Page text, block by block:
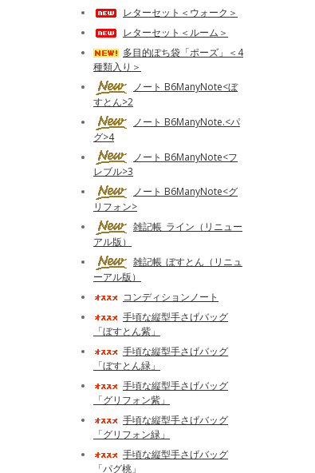
レターセット＜ウォーク＞
レターセット＜ルーム＞
多目的ぽち袋「ポーズ」＜4
種類入り＞
ノート B6ManyNote<ぼ
すとん>2
ノート B6ManyNote.<パ
グ>4
ノート B6ManyNote<フ
レブル>3
ノート B6ManyNote<グ
リフォン>
雑記帳_ライン（リニュー
アル版）
雑記帳_ぼすとん（リニュ
ーアル版）
コンディションノート
手頃な縦型手さげバッグ
「ぼすとん紫」
手頃な縦型手さげバッグ
「ぼすとん緑」
手頃な縦型手さげバッグ
「グリフォン紫」
手頃な縦型手さげバッグ
「グリフォン緑」
手頃な縦型手さげバッグ
「パグ桃」